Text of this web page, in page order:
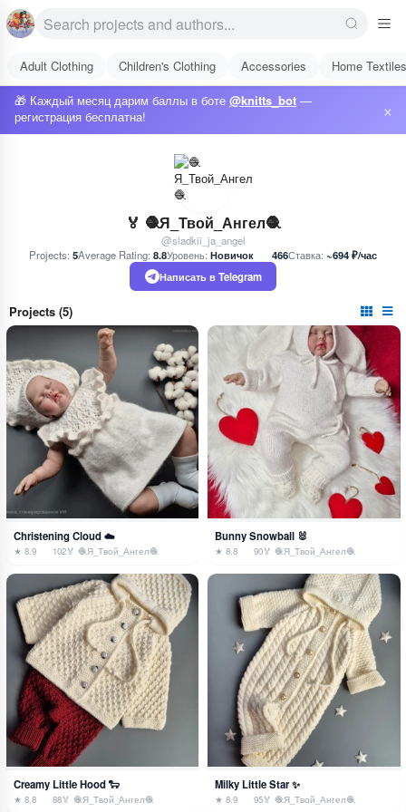
Adult Clothing Children's Clothing Accessories
Home Textiles
🎁 Каждый месяц дарим баллы в боте @knitts_bot —
регистрация бесплатна!
×
🏅 🧶Я_Твой_Ангел🧶
@sladkii_ja_angel
Projects: 5Average Rating: 8.8Уровень: Новичок 466Ставка:~694 ₽/час
Написать в Telegram
Projects (5)
Christening Cloud ☁️
★ 8.9 102🏅 🧶Я_Твой_Ангел🧶
Bunny Snowball 🐰
★ 8.8 90🏅 🧶Я_Твой_Ангел🧶
Creamy Little Hood 🐑
★ 8.8 88🏅 🧶Я_Твой_Ангел🧶
Milky Little Star ✨
★ 8.9 95🏅 🧶Я_Твой_Ангел🧶